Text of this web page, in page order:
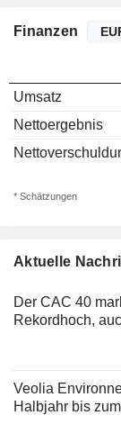
Aktuelle
Der CAC 40
Rekordhoch,
Veolia
Halbjahr bis
Finanzen
Umsatz
Nettoergebnis
* Schätzungen